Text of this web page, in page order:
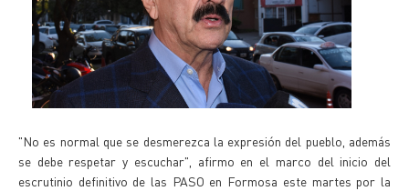
"No es normal que se desmerezca la expresión del pueblo, además
se debe respetar y escuchar", afirmo en el marco del inicio del
escrutinio definitivo de las PASO en Formosa este martes por la